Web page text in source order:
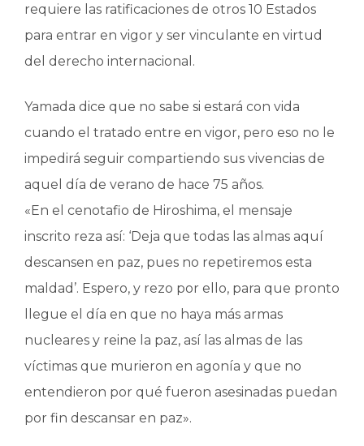
requiere las ratificaciones de otros 10 Estados
para entrar en vigor y ser vinculante en virtud
del derecho internacional.
Yamada dice que no sabe si estará con vida
cuando el tratado entre en vigor, pero eso no le
impedirá seguir compartiendo sus vivencias de
aquel día de verano de hace 75 años.
«En el cenotafio de Hiroshima, el mensaje
inscrito reza así: ‘Deja que todas las almas aquí
descansen en paz, pues no repetiremos esta
maldad’. Espero, y rezo por ello, para que pronto
llegue el día en que no haya más armas
nucleares y reine la paz, así las almas de las
víctimas que murieron en agonía y que no
entendieron por qué fueron asesinadas puedan
por fin descansar en paz».